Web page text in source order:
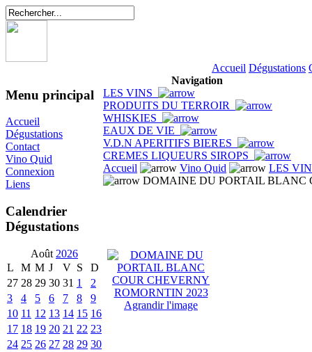
Accueil Dégustations
Menu principal
Accueil
Dégustations
Contact
Vino Quid
Connexion
Liens
Calendrier
Dégustations
Août 2026
L
M M J V S
D
27 28 29 30 31 1
2
3
4 5 6 7 8
9
10 11 12 13 14 15 16
17 18 19 20 21 22 23
24 25 26 27 28 29 30
Navigation
LES VINS
PRODUITS DU TERROIR
WHISKIES
EAUX DE VIE
V.D.N APERITIFS BIERES
CREMES LIQUEURS SIROPS
Accueil
Vino Quid
LES
DOMAINE DU PORTAIL BLANC
Agrandir l'image